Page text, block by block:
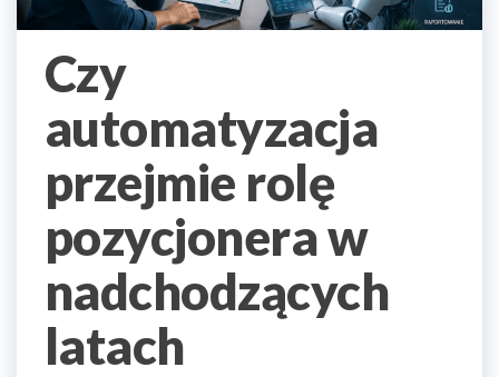
Czy
automatyzacja
przejmie rolę
pozycjonera w
nadchodzących
latach